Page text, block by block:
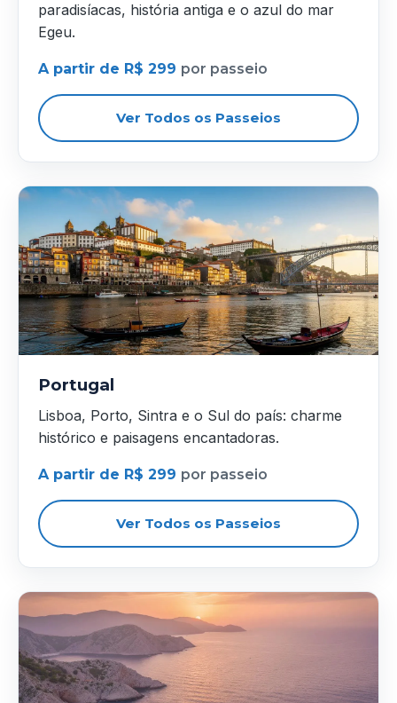
paradisíacas, história antiga e o azul do mar
Egeu.
A partir de R$ 299 por passeio
Ver Todos os Passeios
Portugal
Lisboa, Porto, Sintra e o Sul do país: charme
histórico e paisagens encantadoras.
A partir de R$ 299 por passeio
Ver Todos os Passeios